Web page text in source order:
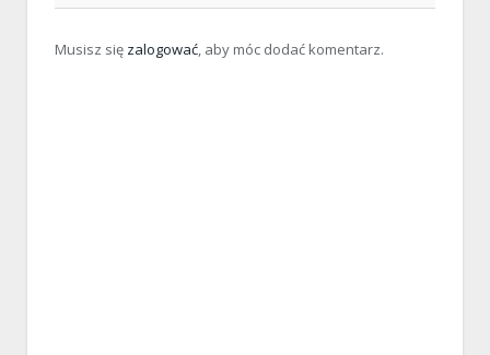
Musisz się zalogować, aby móc dodać komentarz.